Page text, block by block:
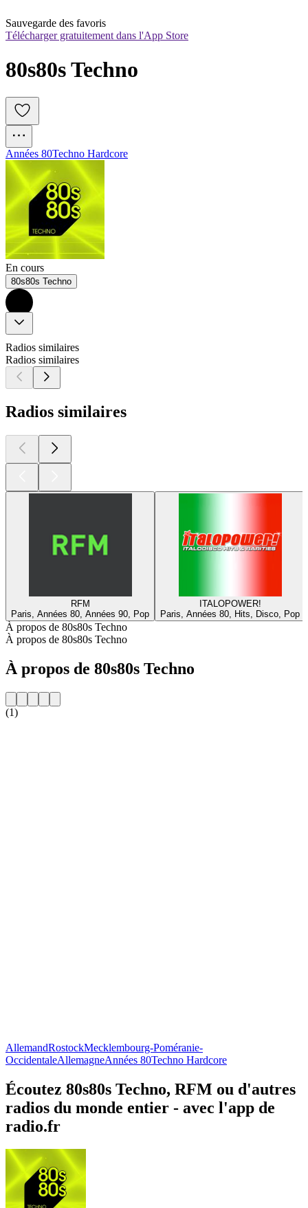
Sauvegarde des favoris
Télécharger gratuitement dans l'App Store
80s80s Techno
Années 80Techno Hardcore
En cours
80s80s Techno
Radios similaires
Radios similaires
Radios similaires
RFM
Paris, Années 80, Années 90, Pop
ITALOPOWER!
Paris, Années 80, Hits, Disco, Pop
À propos de 80s80s Techno
À propos de 80s80s Techno
À propos de 80s80s Techno
(1)
AllemandRostockMecklembourg-Poméranie-
OccidentaleAllemagneAnnées 80Techno Hardcore
Écoutez 80s80s Techno, RFM ou d'autres
radios du monde entier - avec l'app de
radio.fr